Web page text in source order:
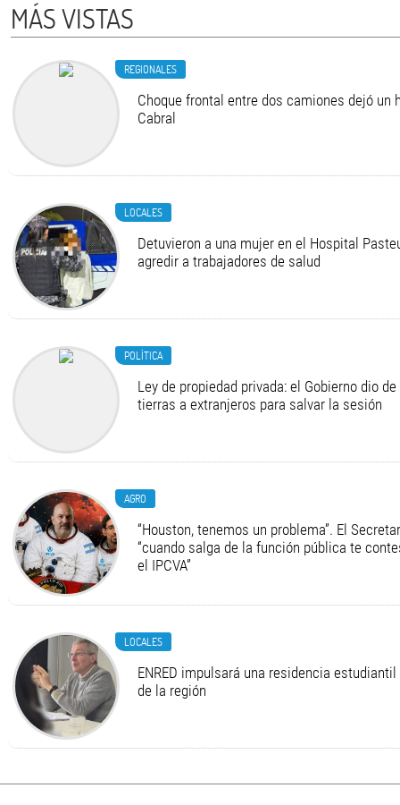
MÁS VISTAS
REGIONALES
Choque frontal entre dos camiones dejó un
Cabral
LOCALES
Detuvieron a una mujer en el Hospital
agredir a trabajadores de salud
POLÍTICA
Ley de propiedad privada: el Gobierno dio
tierras a extranjeros para salvar la sesión
AGRO
“Houston, tenemos un problema”. El
“cuando salga de la función pública te
el IPCVA”
LOCALES
ENRED impulsará una residencia
de la región